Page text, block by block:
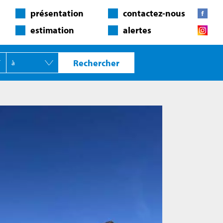
présentation
estimation
contactez-nous
alertes